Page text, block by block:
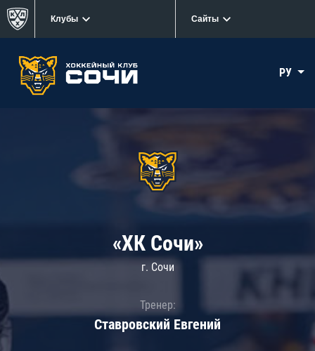
Клубы Сайты
РУ
«ХК Сочи»
г. Сочи
Тренер:
Ставровский Евгений